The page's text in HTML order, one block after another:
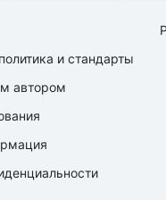
и стандарты
автором